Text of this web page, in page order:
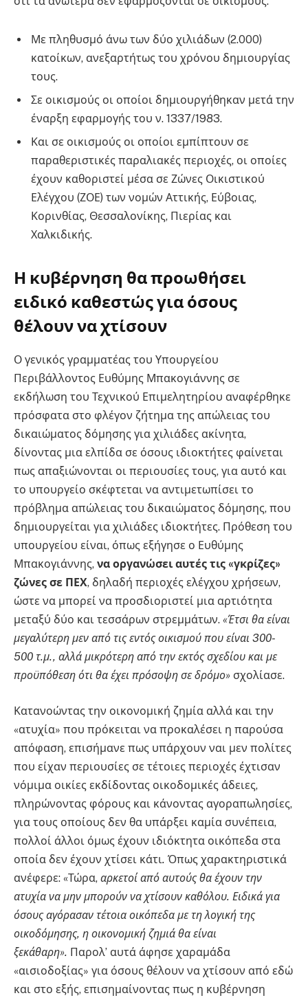
Με πληθυσμό άνω των δύο χιλιάδων (2.000)
κατοίκων, ανεξαρτήτως του χρόνου δημιουργίας
τους.
Σε οικισμούς οι οποίοι δημιουργήθηκαν μετά την
έναρξη εφαρμογής του ν. 1337/1983.
Και σε οικισμούς οι οποίοι εμπίπτουν σε
παραθεριστικές παραλιακές περιοχές, οι οποίες
έχουν καθοριστεί μέσα σε Ζώνες Οικιστικού
Ελέγχου (ΖΟΕ) των νομών Αττικής, Εύβοιας,
Κορινθίας, Θεσσαλονίκης, Πιερίας και
Χαλκιδικής.
Η κυβέρνηση θα προωθήσει
ειδικό καθεστώς για όσους
θέλουν να χτίσουν
Ο γενικός γραμματέας του Υπουργείου
Περιβάλλοντος Ευθύμης Μπακογιάννης σε
εκδήλωση του Τεχνικού Επιμελητηρίου αναφέρθηκε
πρόσφατα στο φλέγον ζήτημα της απώλειας του
δικαιώματος δόμησης για χιλιάδες ακίνητα,
δίνοντας μια ελπίδα σε όσους ιδιοκτήτες φαίνεται
πως απαξιώνονται οι περιουσίες τους, για αυτό και
το υπουργείο σκέφτεται να αντιμετωπίσει το
πρόβλημα απώλειας του δικαιώματος δόμησης, που
δημιουργείται για χιλιάδες ιδιοκτήτες. Πρόθεση του
υπουργείου είναι, όπως εξήγησε ο Ευθύμης
Μπακογιάννης, να οργανώσει αυτές τις «γκρίζες»
ζώνες σε ΠΕΧ, δηλαδή περιοχές ελέγχου χρήσεων,
ώστε να μπορεί να προσδιοριστεί μια αρτιότητα
μεταξύ δύο και τεσσάρων στρεμμάτων. «Έτσι θα είναι
μεγαλύτερη μεν από τις εντός οικισμού που είναι 300-
500 τ.μ., αλλά μικρότερη από την εκτός σχεδίου και με
προϋπόθεση ότι θα έχει πρόσοψη σε δρόμο» σχολίασε.
Κατανοώντας την οικονομική ζημία αλλά και την
«ατυχία» που πρόκειται να προκαλέσει η παρούσα
απόφαση, επισήμανε πως υπάρχουν ναι μεν πολίτες
που είχαν περιουσίες σε τέτοιες περιοχές έχτισαν
νόμιμα οικίες εκδίδοντας οικοδομικές άδειες,
πληρώνοντας φόρους και κάνοντας αγοραπωλησίες,
για τους οποίους δεν θα υπάρξει καμία συνέπεια,
πολλοί άλλοι όμως έχουν ιδιόκτητα οικόπεδα στα
οποία δεν έχουν χτίσει κάτι. Όπως χαρακτηριστικά
ανέφερε: «Τώρα, αρκετοί από αυτούς θα έχουν την
ατυχία να μην μπορούν να χτίσουν καθόλου. Ειδικά για
όσους αγόρασαν τέτοια οικόπεδα με τη λογική της
οικοδόμησης, η οικονομική ζημιά θα είναι
ξεκάθαρη». Παρολ’ αυτά άφησε χαραμάδα
«αισιοδοξίας» για όσους θέλουν να χτίσουν από εδώ
και στο εξής, επισημαίνοντας πως η κυβέρνηση